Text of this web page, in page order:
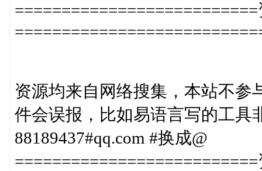
资源均来自网络搜集，本站不参
件会误报，比如易语言写的工具
88189437#qq.com #换成@